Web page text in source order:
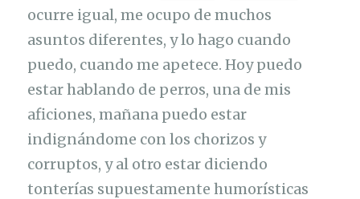
ocurre igual, me ocupo de muchos
asuntos diferentes, y lo hago cuando
puedo, cuando me apetece. Hoy puedo
estar hablando de perros, una de mis
aficiones, mañana puedo estar
indignándome con los chorizos y
corruptos, y al otro estar diciendo
tonterías supuestamente humorísticas